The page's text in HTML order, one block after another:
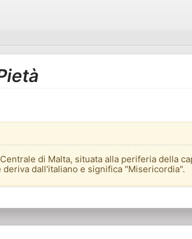
di Malta, situata alla periferia della
dall'italiano e significa "Misericordia".